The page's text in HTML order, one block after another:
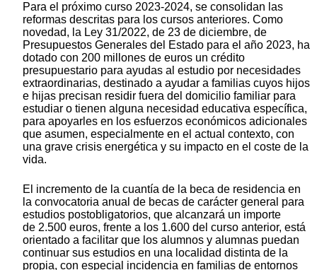
Para el próximo curso 2023-2024, se consolidan las
reformas descritas para los cursos anteriores. Como
novedad, la Ley 31/2022, de 23 de diciembre, de
Presupuestos Generales del Estado para el año 2023, ha
dotado con 200 millones de euros un crédito
presupuestario para ayudas al estudio por necesidades
extraordinarias, destinado a ayudar a familias cuyos hijos
e hijas precisan residir fuera del domicilio familiar para
estudiar o tienen alguna necesidad educativa específica,
para apoyarles en los esfuerzos económicos adicionales
que asumen, especialmente en el actual contexto, con
una grave crisis energética y su impacto en el coste de la
vida.
El incremento de la cuantía de la beca de residencia en
la convocatoria anual de becas de carácter general para
estudios postobligatorios, que alcanzará un importe
de 2.500 euros, frente a los 1.600 del curso anterior, está
orientado a facilitar que los alumnos y alumnas puedan
continuar sus estudios en una localidad distinta de la
propia, con especial incidencia en familias de entornos